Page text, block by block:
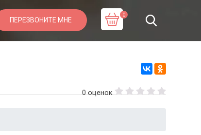
ПЕРЕЗВОНИТЕ МНЕ
0
0 оценок